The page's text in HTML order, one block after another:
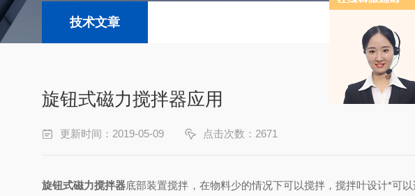
技术文章
旋钮式磁力搅拌器应用
更新时间：2019-05-09 点击次数：2671
旋钮式磁力搅拌器底部装置搅拌，在物料少的情况下可以搅拌，搅拌叶设计*可